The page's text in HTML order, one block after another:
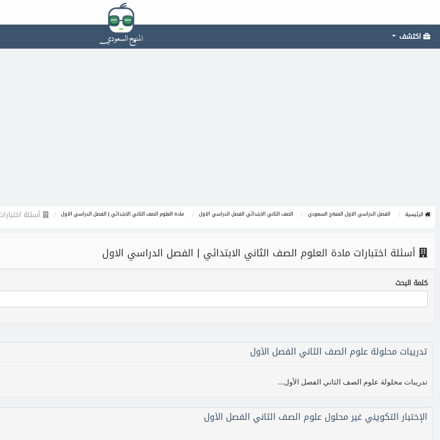
اكتشف
الرئيسية الفصل الدراسي الاول المنهج السعودي الصف الثاني الابتدائي الفصل الدراسي الاول مادة العلوم الصف الثاني الابتدائي | الفصل الدراسي الاول أسئلة
أسئلة اختبارات مادة العلوم الصف الثاني الابتدائي | الفصل الدراسي الاول
كلمة البحث
تدريبات محلولة علوم الصف الثاني الفصل الأول
تدريبات محلولة علوم الصف الثاني الفصل الأول...
الإختبار التكويني غير محلول علوم الصف الثاني الفصل الأول